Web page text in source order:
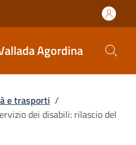
Agordina
e trasporti /
dei disabili: rilascio del